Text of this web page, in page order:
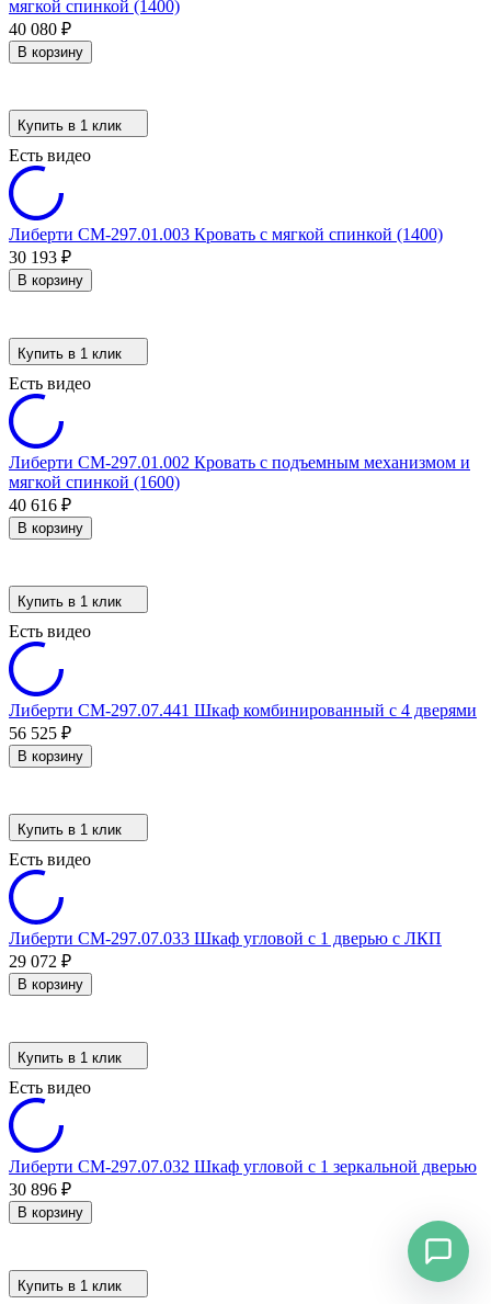
мягкой спинкой (1400)
40 080 ₽
В корзину
Купить в 1 клик
Есть видео
Либерти СМ-297.01.003 Кровать с мягкой спинкой (1400)
30 193 ₽
В корзину
Купить в 1 клик
Есть видео
Либерти СМ-297.01.002 Кровать с подъемным механизмом и
мягкой спинкой (1600)
40 616 ₽
В корзину
Купить в 1 клик
Есть видео
Либерти СМ-297.07.441 Шкаф комбинированный с 4 дверями
56 525 ₽
В корзину
Купить в 1 клик
Есть видео
Либерти СМ-297.07.033 Шкаф угловой с 1 дверью с ЛКП
29 072 ₽
В корзину
Купить в 1 клик
Есть видео
Либерти СМ-297.07.032 Шкаф угловой с 1 зеркальной дверью
30 896 ₽
В корзину
Купить в 1 клик